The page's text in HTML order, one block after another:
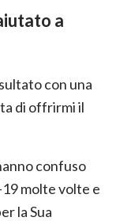
a
con una
di offrirmi il
confuso
molte volte e
la Sua